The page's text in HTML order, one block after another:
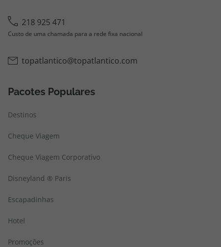
218 925 471
Custo de uma chamada para a rede fixa nacional
topatlantico@topatlantico.com
Pacotes Populares
Destinos
Cheque Viagem
Cheque Viagem Corporativo
Disneyland ® Paris
Escapadinhas
Hotel
Promoções